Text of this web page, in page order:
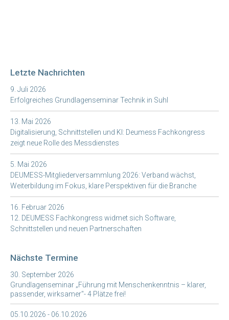
Letzte Nachrichten
9. Juli 2026
Erfolgreiches Grundlagenseminar Technik in Suhl
13. Mai 2026
Digitalisierung, Schnittstellen und KI: Deumess Fachkongress
zeigt neue Rolle des Messdienstes
5. Mai 2026
DEUMESS-Mitgliederversammlung 2026: Verband wächst,
Weiterbildung im Fokus, klare Perspektiven für die Branche
16. Februar 2026
12. DEUMESS Fachkongress widmet sich Software,
Schnittstellen und neuen Partnerschaften
Nächste Termine
30. September 2026
Grundlagenseminar „Führung mit Menschenkenntnis – klarer,
passender, wirksamer"- 4 Plätze frei!
05.10.2026 - 06.10.2026